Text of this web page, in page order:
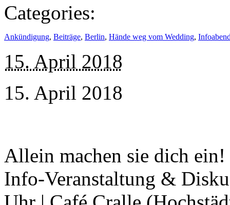
Categories:
Ankündigung, Beiträge, Berlin, Hände weg vom Wedding,
15. April 2018
15. April 2018
Allein machen sie dich
Info-Veranstaltung &